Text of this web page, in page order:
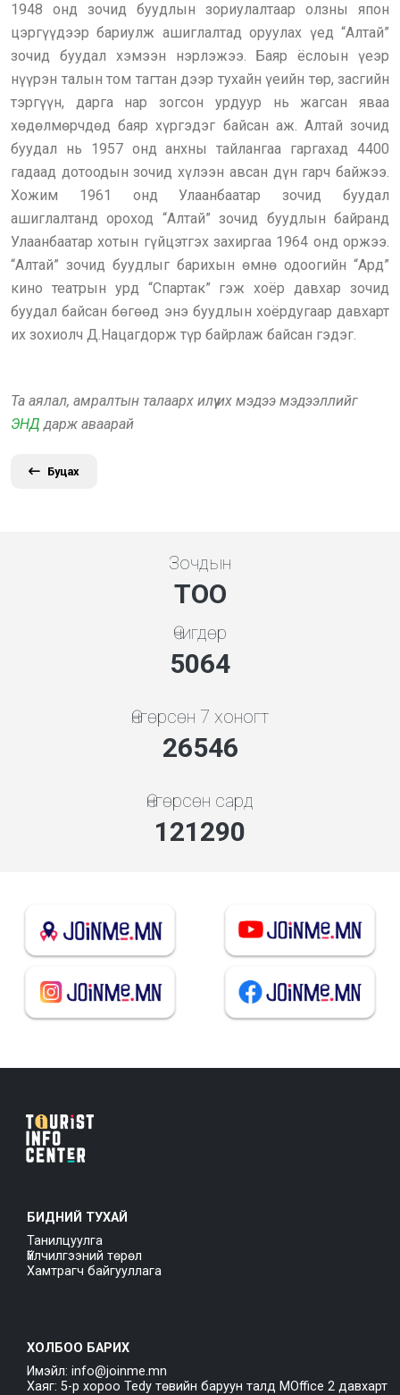
1948 онд зочид буудлын зориулалтаар олзны япон
цэргүүдээр бариулж ашиглалтад оруулах үед “Алтай”
зочид буудал хэмээн нэрлэжээ. Баяр ёслоын үеэр
нүүрэн талын том тагтан дээр тухайн үеийн төр, засгийн
тэргүүн, дарга нар зогсон урдуур нь жагсан яваа
хөдөлмөрчдөд баяр хүргэдэг байсан аж. Алтай зочид
буудал нь 1957 онд анхны тайлангаа гаргахад 4400
гадаад дотоодын зочид хүлээн авсан дүн гарч байжээ.
Хожим 1961 онд Улаанбаатар зочид буудал
ашиглалтанд ороход “Алтай” зочид буудлын байранд
Улаанбаатар хотын гүйцэтгэх захиргаа 1964 онд оржээ.
“Алтай” зочид буудлыг барихын өмнө одоогийн “Ард”
кино театрын урд “Спартак” гэж хоёр давхар зочид
буудал байсан бөгөөд энэ буудлын хоёрдугаар давхарт
их зохиолч Д.Нацагдорж түр байрлаж байсан гэдэг.
Та аялал, амралтын талаарх илүү их мэдээ мэдээллийг
ЭНД дарж аваарай
Буцах
Зочдын
ТОО
Өчигдөр
5453
Өнгөрсөн 7 хоногт
28588
Өнгөрсөн сард
130620
БИДНИЙ ТУХАЙ
Танилцуулга
Үйлчилгээний төрөл
Хамтрагч байгууллага
ХОЛБОО БАРИХ
Имэйл: info@joinme.mn
Хаяг: 5-р хороо Tedy төвийн баруун талд MOffice 2 давхарт